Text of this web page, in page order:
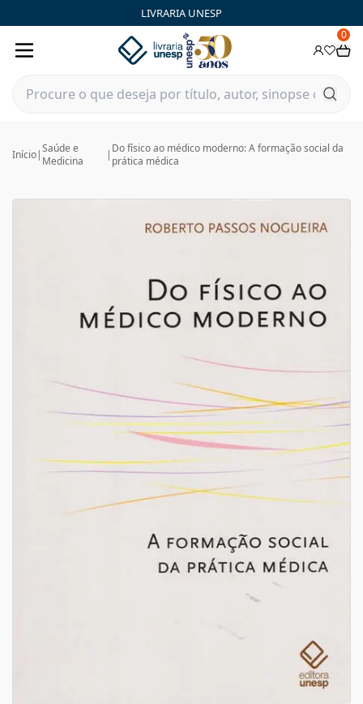
LIVRARIA UNESP
0
Início|Saúde e
Medicina
| Do físico ao médico moderno: A formação social da
prática médica